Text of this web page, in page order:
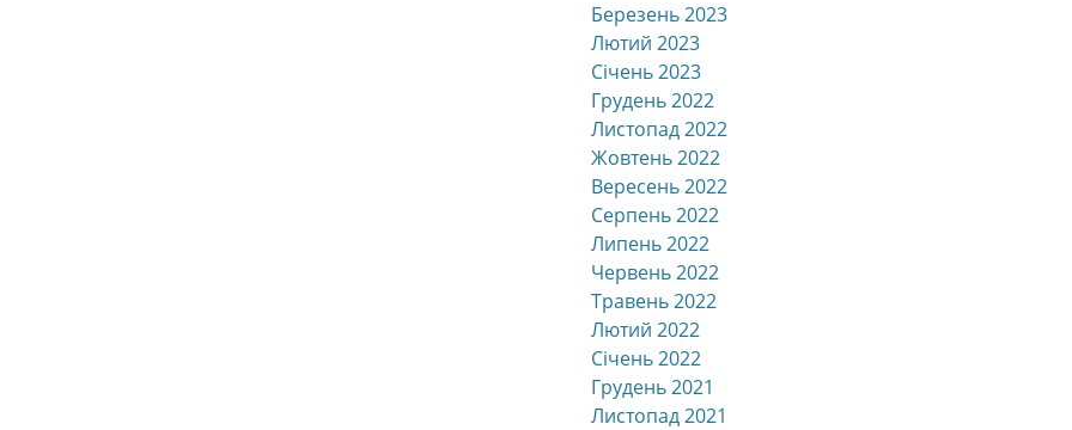
Березень 2023
Лютий 2023
Січень 2023
Грудень 2022
Листопад 2022
Жовтень 2022
Вересень 2022
Серпень 2022
Липень 2022
Червень 2022
Травень 2022
Лютий 2022
Січень 2022
Грудень 2021
Листопад 2021